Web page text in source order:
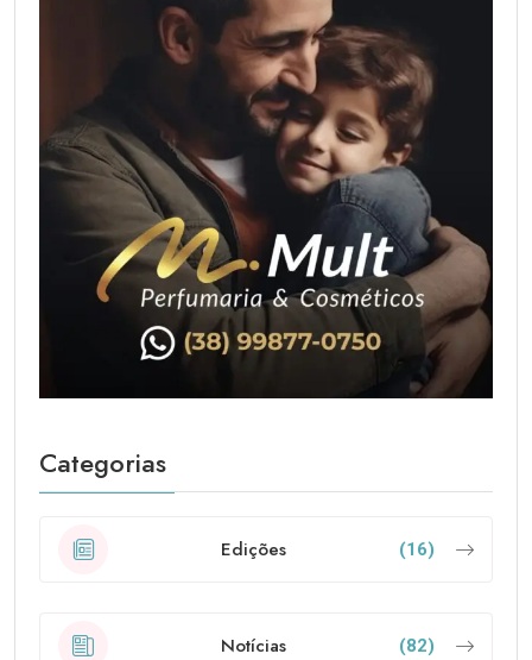
Categorias
Edições (16)
Notícias (82)